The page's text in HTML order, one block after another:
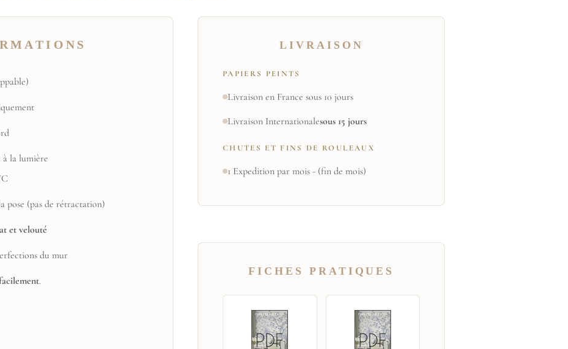
à la lumière
pose (pas de rétractation)
et velouté
du mur
.
LIVRAISON
PAPIERS PEINTS
Livraison en France sous 10 jours
Livraison Internationalesous 15 jours
CHUTES ET FINS DE ROULEAUX
1 Expedition par mois - (fin de mois)
FICHES PRATIQUES